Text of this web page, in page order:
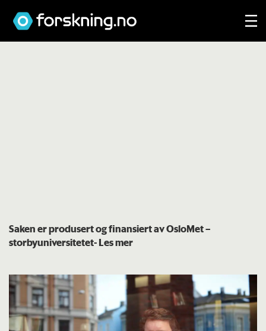
Saken er produsert og finansiert av OsloMet –
storbyuniversitetet- Les mer